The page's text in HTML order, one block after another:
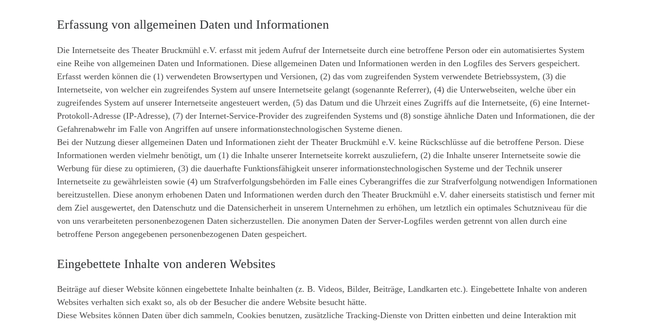
Erfassung von allgemeinen Daten und Informationen
Die Internetseite des Theater Bruckmühl e.V. erfasst mit jedem Aufruf der Internetseite durch eine betroffene Person oder ein automatisiertes System
eine Reihe von allgemeinen Daten und Informationen. Diese allgemeinen Daten und Informationen werden in den Logfiles des Servers gespeichert.
Erfasst werden können die (1) verwendeten Browsertypen und Versionen, (2) das vom zugreifenden System verwendete Betriebssystem, (3) die
Internetseite, von welcher ein zugreifendes System auf unsere Internetseite gelangt (sogenannte Referrer), (4) die Unterwebseiten, welche über ein
zugreifendes System auf unserer Internetseite angesteuert werden, (5) das Datum und die Uhrzeit eines Zugriffs auf die Internetseite, (6) eine Internet-
Protokoll-Adresse (IP-Adresse), (7) der Internet-Service-Provider des zugreifenden Systems und (8) sonstige ähnliche Daten und Informationen, die der
Gefahrenabwehr im Falle von Angriffen auf unsere informationstechnologischen Systeme dienen.
Bei der Nutzung dieser allgemeinen Daten und Informationen zieht der Theater Bruckmühl e.V. keine Rückschlüsse auf die betroffene Person. Diese
Informationen werden vielmehr benötigt, um (1) die Inhalte unserer Internetseite korrekt auszuliefern, (2) die Inhalte unserer Internetseite sowie die
Werbung für diese zu optimieren, (3) die dauerhafte Funktionsfähigkeit unserer informationstechnologischen Systeme und der Technik unserer
Internetseite zu gewährleisten sowie (4) um Strafverfolgungsbehörden im Falle eines Cyberangriffes die zur Strafverfolgung notwendigen Informationen
bereitzustellen. Diese anonym erhobenen Daten und Informationen werden durch den Theater Bruckmühl e.V. daher einerseits statistisch und ferner mit
dem Ziel ausgewertet, den Datenschutz und die Datensicherheit in unserem Unternehmen zu erhöhen, um letztlich ein optimales Schutzniveau für die
von uns verarbeiteten personenbezogenen Daten sicherzustellen. Die anonymen Daten der Server-Logfiles werden getrennt von allen durch eine
betroffene Person angegebenen personenbezogenen Daten gespeichert.
Eingebettete Inhalte von anderen Websites
Beiträge auf dieser Website können eingebettete Inhalte beinhalten (z. B. Videos, Bilder, Beiträge, Landkarten etc.). Eingebettete Inhalte von anderen
Websites verhalten sich exakt so, als ob der Besucher die andere Website besucht hätte.
Diese Websites können Daten über dich sammeln, Cookies benutzen, zusätzliche Tracking-Dienste von Dritten einbetten und deine Interaktion mit